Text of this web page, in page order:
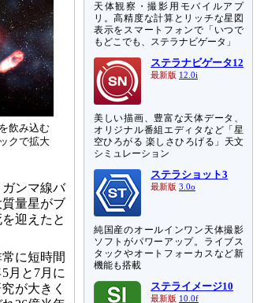
飲み込む
クで拡大
ンマ線バ
量星がブ
迎えたと
に短時間
月と7月に
が大きく
天体観察・撮影用モバイルアプ
リ。高精度な計算とリッチな星図
表示をスマートフォンで「いつで
もどこでも、ステラナビゲータ」
ステラナビゲータ12
最新版 12.0i
美しい描画、豊富な天体データ、
オリジナル番組エディタなど「星
空ひろがる 楽しさひろげる」天文
シミュレーション
ステラショット3
最新版 3.0o
純国産のオールインワン天体撮影
ソフトがパワーアップ。ライブス
タックやオートフォーカスなど新
機能も搭載
ステライメージ10
最新版 10.0f